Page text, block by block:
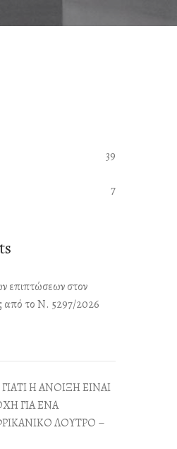
39
7
επιπτώσεων στον
από το Ν. 5297/2026
ΓΙΑΤΙ Η ΑΝΟΙΞΗ ΕΙΝΑΙ
ΓΙΑ ΕΝΑ
ΛΟΥΤΡΟ –